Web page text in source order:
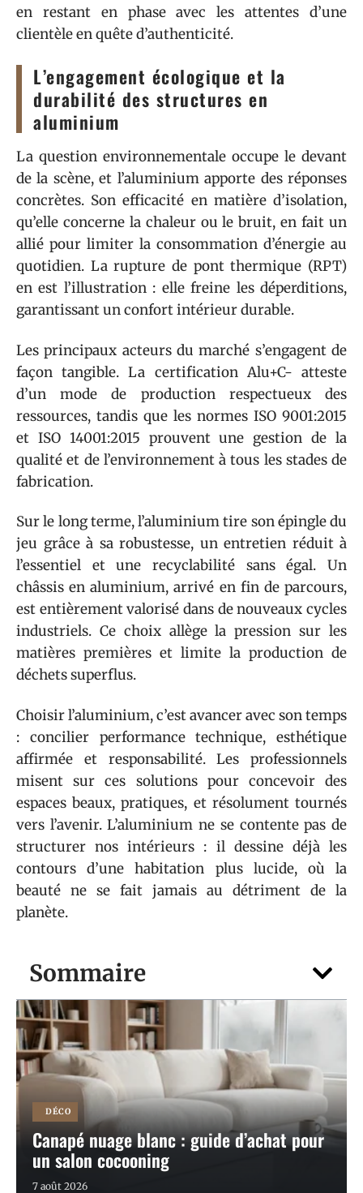
Sommaire
DÉCO
Canapé nuage blanc : guide d’achat pour
un salon cocooning
7 août 2026
en restant en phase avec les attentes d’une
clientèle en quête d’authenticité.
L’engagement écologique et la
durabilité des structures en
aluminium
La question environnementale occupe le devant
de la scène, et l’aluminium apporte des réponses
concrètes. Son efficacité en matière d’isolation,
qu’elle concerne la chaleur ou le bruit, en fait un
allié pour limiter la consommation d’énergie au
quotidien. La rupture de pont thermique (RPT)
en est l’illustration : elle freine les déperditions,
garantissant un confort intérieur durable.
Les principaux acteurs du marché s’engagent de
façon tangible. La certification Alu+C- atteste
d’un mode de production respectueux des
ressources, tandis que les normes ISO 9001:2015
et ISO 14001:2015 prouvent une gestion de la
qualité et de l’environnement à tous les stades de
fabrication.
Sur le long terme, l’aluminium tire son épingle du
jeu grâce à sa robustesse, un entretien réduit à
l’essentiel et une recyclabilité sans égal. Un
châssis en aluminium, arrivé en fin de parcours,
est entièrement valorisé dans de nouveaux cycles
industriels. Ce choix allège la pression sur les
matières premières et limite la production de
déchets superflus.
Choisir l’aluminium, c’est avancer avec son temps
: concilier performance technique, esthétique
affirmée et responsabilité. Les professionnels
misent sur ces solutions pour concevoir des
espaces beaux, pratiques, et résolument tournés
vers l’avenir. L’aluminium ne se contente pas de
structurer nos intérieurs : il dessine déjà les
contours d’une habitation plus lucide, où la
beauté ne se fait jamais au détriment de la
planète.